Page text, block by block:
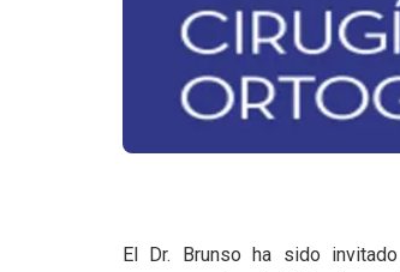
El Dr. Brunso ha sido